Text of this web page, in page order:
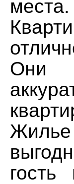
места.
Они